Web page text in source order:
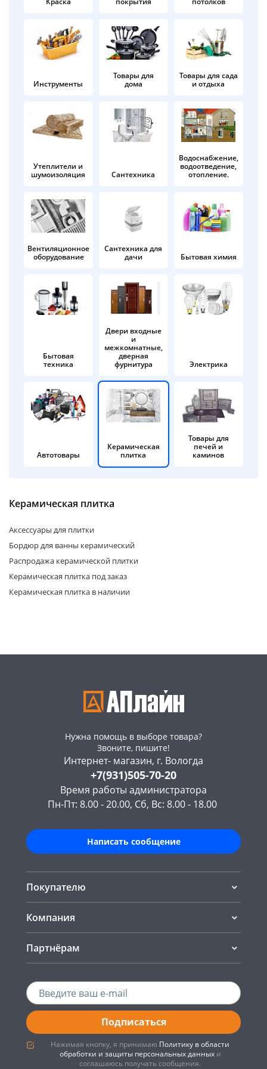
Инструменты
Товары для
дома
Товары для сада
и отдыха
Утеплители и
шумоизоляция
Сантехника
Водоснабжение,
водоотведение,
отопление.
Вентиляционное
оборудование
Сантехника для
дачи
Бытовая химия
Бытовая
техника
Двери входные
и
межкомнатные,
дверная
фурнитура
Электрика
Автотовары
Керамическая
плитка
Товары для
печей и
каминов
Керамическая плитка
Аксессуары для плитки
Бордюр для ванны керамический
Распродажа керамической плитки
Керамическая плитка под заказ
Керамическая плитка в наличии
Нужна помощь в выборе товара?
Звоните, пишите!
Интернет- магазин, г. Вологда
+7(931)505-70-20
Время работы администратора
Пн-Пт: 8.00 - 20.00, Сб, Вс: 8.00 - 18.00
Написать сообщение
Покупателю
Компания
Партнёрам
Подписаться
Нажимая кнопку, я принимаю Политику в области
обработки и защиты персональных данныхи
соглашаюсь получать сообщения.
в корзину
Оплачивайте сегодня только
25% картой любого банка
Получайте товар
выбранный способом
Оставшиеся
% будут
по25%каждые 2 недели
Подробнее
об оплате Плайтом
раз в 2
недели
Остались вопросы?
8 800 302-02-51
plait.ru